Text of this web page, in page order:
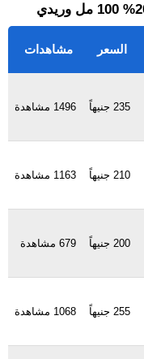
السعر مشاهدات
235 جنيهاً 1496 مشاهدة
210 جنيهاً 1163 مشاهدة
200 جنيهاً 679 مشاهدة
255 جنيهاً 1068 مشاهدة